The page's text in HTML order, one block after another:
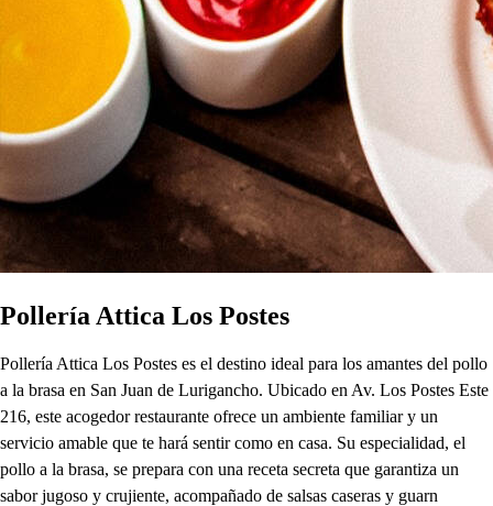
Pollería Attica Los Postes
Pollería Attica Los Postes es el destino ideal para los amantes del pollo
a la brasa en San Juan de Lurigancho. Ubicado en Av. Los Postes Este
216, este acogedor restaurante ofrece un ambiente familiar y un
servicio amable que te hará sentir como en casa. Su especialidad, el
pollo a la brasa, se prepara con una receta secreta que garantiza un
sabor jugoso y crujiente, acompañado de salsas caseras y guarn